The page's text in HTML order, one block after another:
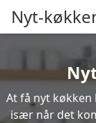
Nyt-
At få nyt køkken
især når det